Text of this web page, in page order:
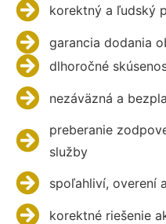
korektný a ľudský
garancia dodania
dlhoročné
nezáväzná a
preberanie
služby
spoľahliví, overení
korektné riešenie